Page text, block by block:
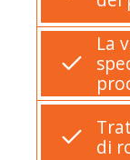
La
di